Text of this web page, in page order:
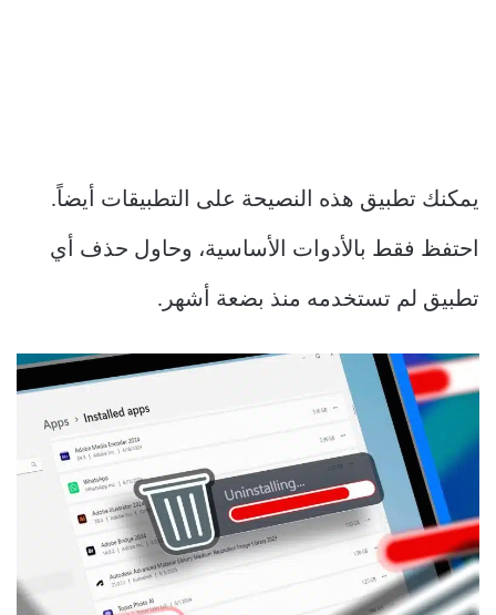
يمكنك تطبيق هذه النصيحة على التطبيقات أيضاً.
احتفظ فقط بالأدوات الأساسية، وحاول حذف أي
تطبيق لم تستخدمه منذ بضعة أشهر.